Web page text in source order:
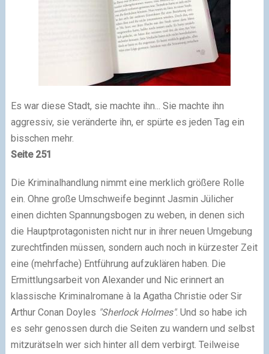
Es war diese Stadt, sie machte ihn... Sie machte ihn
aggressiv, sie veränderte ihn, er spürte es jeden Tag ein
bisschen mehr.
Seite 251
Die Kriminalhandlung nimmt eine merklich größere Rolle
ein. Ohne große Umschweife beginnt Jasmin Jülicher
einen dichten Spannungsbogen zu weben, in denen sich
die Hauptprotagonisten nicht nur in ihrer neuen Umgebung
zurechtfinden müssen, sondern auch noch in kürzester Zeit
eine (mehrfache) Entführung aufzuklären haben. Die
Ermittlungsarbeit von Alexander und Nic erinnert an
klassische Kriminalromane à la Agatha Christie oder Sir
Arthur Conan Doyles "Sherlock Holmes". Und so habe ich
es sehr genossen durch die Seiten zu wandern und selbst
mitzurätseln wer sich hinter all dem verbirgt. Teilweise